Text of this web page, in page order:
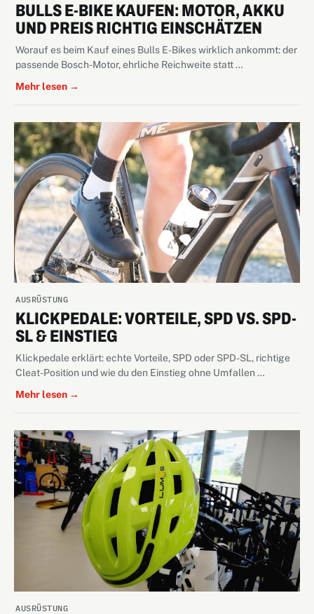
BULLS E-BIKE KAUFEN: MOTOR, AKKU
UND PREIS RICHTIG EINSCHÄTZEN
Worauf es beim Kauf eines Bulls E-Bikes wirklich ankommt: der
passende Bosch-Motor, ehrliche Reichweite statt …
Mehr lesen →
AUSRÜSTUNG
KLICKPEDALE: VORTEILE, SPD VS. SPD-
SL & EINSTIEG
Klickpedale erklärt: echte Vorteile, SPD oder SPD-SL, richtige
Cleat-Position und wie du den Einstieg ohne Umfallen …
Mehr lesen →
AUSRÜSTUNG